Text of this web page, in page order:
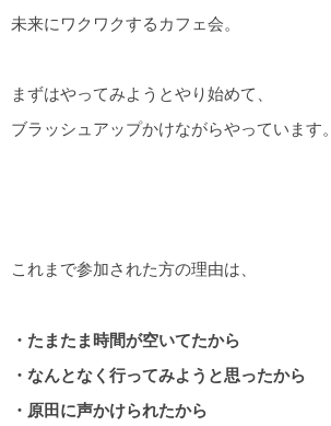
未来にワクワクするカフェ会。
まずはやってみようとやり始めて、
ブラッシュアップかけながらやっています。
これまで参加された方の理由は、
・たまたま時間が空いてたから
・なんとなく行ってみようと思ったから
・原田に声かけられたから